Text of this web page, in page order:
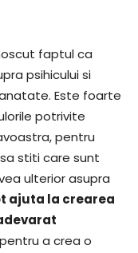
faptul ca
psihicului si
Este foarte
potrivite
pentru
stiti care sunt
ulterior asupra
ajuta la crearea
a crea o